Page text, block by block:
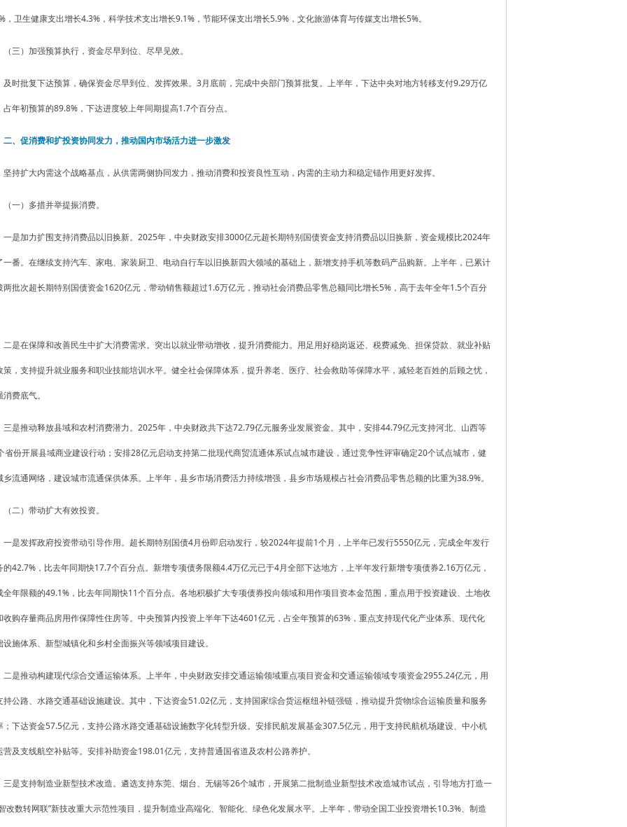
，卫生健康支出增长4.3%，科学技术支出增长9.1%，节能环保支出增长5.9%，文化旅游体育与传媒支出增长5%。
（三）加强预算执行，资金尽早到位、尽早见效。
及时批复下达预算，确保资金尽早到位、发挥效果。3月底前，完成中央部门预算批复。上半年，下达中央对地方转移支付9.29万亿
占年初预算的89.8%，下达进度较上年同期提高1.7个百分点。
二、促消费和扩投资协同发力，推动国内市场活力进一步激发
坚持扩大内需这个战略基点，从供需两侧协同发力，推动消费和投资良性互动，内需的主动力和稳定锚作用更好发挥。
（一）多措并举提振消费。
一是加力扩围支持消费品以旧换新。2025年，中央财政安排3000亿元超长期特别国债资金支持消费品以旧换新，资金规模比2024年
一番。在继续支持汽车、家电、家装厨卫、电动自行车以旧换新四大领域的基础上，新增支持手机等数码产品购新。上半年，已累计
两批次超长期特别国债资金1620亿元，带动销售额超过1.6万亿元，推动社会消费品零售总额同比增长5%，高于去年全年1.5个百分
二是在保障和改善民生中扩大消费需求。突出以就业带动增收，提升消费能力。用足用好稳岗返还、税费减免、担保贷款、就业补贴
策，支持提升就业服务和职业技能培训水平。健全社会保障体系，提升养老、医疗、社会救助等保障水平，减轻老百姓的后顾之忧，
消费底气。
三是推动释放县域和农村消费潜力。2025年，中央财政共下达72.79亿元服务业发展资金。其中，安排44.79亿元支持河北、山西等
省份开展县域商业建设行动；安排28亿元启动支持第二批现代商贸流通体系试点城市建设，通过竞争性评审确定20个试点城市，健
乡流通网络，建设城市流通保供体系。上半年，县乡市场消费活力持续增强，县乡市场规模占社会消费品零售总额的比重为38.9%。
（二）带动扩大有效投资。
一是发挥政府投资带动引导作用。超长期特别国债4月份即启动发行，较2024年提前1个月，上半年已发行5550亿元，完成全年发行
的42.7%，比去年同期快17.7个百分点。新增专项债务限额4.4万亿元已于4月全部下达地方，上半年发行新增专项债券2.16万亿元，
全年限额的49.1%，比去年同期快11个百分点。各地积极扩大专项债券投向领域和用作项目资本金范围，重点用于投资建设、土地收
收购存量商品房用作保障性住房等。中央预算内投资上半年下达4601亿元，占全年预算的63%，重点支持现代化产业体系、现代化
设施体系、新型城镇化和乡村全面振兴等领域项目建设。
二是推动构建现代综合交通运输体系。上半年，中央财政安排交通运输领域重点项目资金和交通运输领域专项资金2955.24亿元，用
持公路、水路交通基础设施建设。其中，下达资金51.02亿元，支持国家综合货运枢纽补链强链，推动提升货物综合运输质量和服务
；下达资金57.5亿元，支持公路水路交通基础设施数字化转型升级。安排民航发展基金307.5亿元，用于支持民航机场建设、中小机
营及支线航空补贴等。安排补助资金198.01亿元，支持普通国省道及农村公路养护。
三是支持制造业新型技术改造。遴选支持东莞、烟台、无锡等26个城市，开展第二批制造业新型技术改造城市试点，引导地方打造一
改数转网联”新技改重大示范性项目，提升制造业高端化、智能化、绿色化发展水平。上半年，带动全国工业投资增长10.3%、制造